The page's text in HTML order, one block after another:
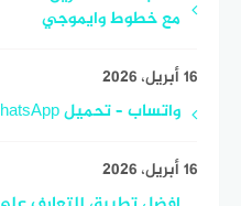
مع خطوط وايموجي
16 أبريل، 2026
واتساب – تحميل WhatsApp للآيفون 2026 آخر إصدار
16 أبريل، 2026